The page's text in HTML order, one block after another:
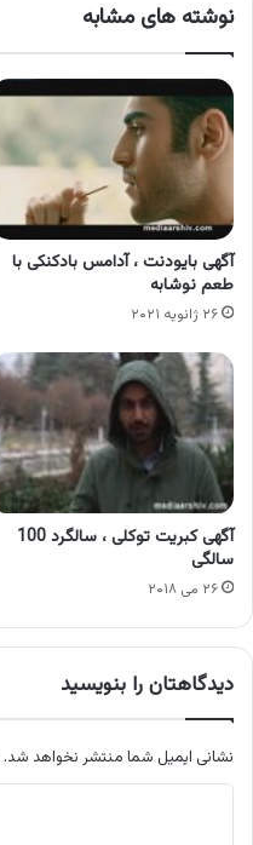
نوشته های مشابه
آگهی بایودنت ، آدامس بادکنکی با
طعم نوشابه
۲۶ ژانویه ۲۰۲۱
آگهی کبریت توکلی ، سالگرد 100
سالگی
۲۶ می ۲۰۱۸
دیدگاهتان را بنویسید
نشانی ایمیل شما منتشر نخواهد شد.